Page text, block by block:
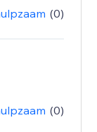
(0)
(0)